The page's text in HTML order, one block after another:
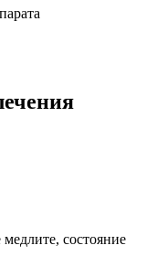
, состояние